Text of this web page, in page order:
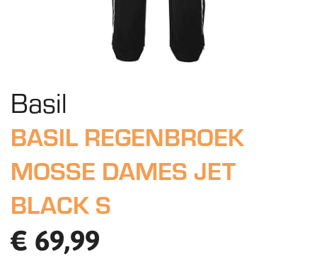
Basil
BASIL REGENBROEK
MOSSE DAMES JET
BLACK S
€ 69,99